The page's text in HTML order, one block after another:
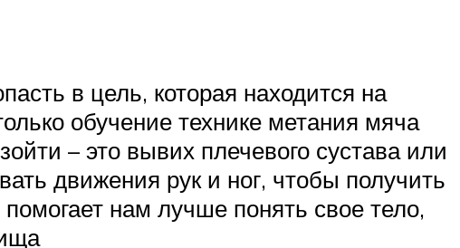
в цель, которая находится на
обучение технике метания мяча
– это вывих плечевого сустава или
движения рук и ног, чтобы получить
нам лучше понять свое тело,